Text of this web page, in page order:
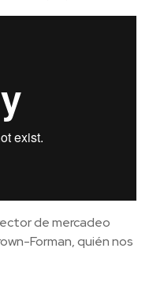
de mercadeo
Forman, quién nos